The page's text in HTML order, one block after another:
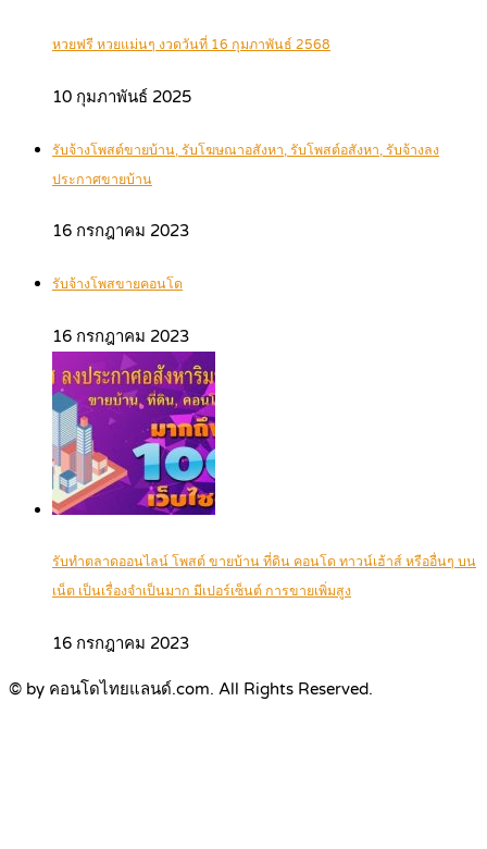
หวยฟรี หวยแม่นๆ งวดวันที่ 16 กุมภาพันธ์ 2568
10 กุมภาพันธ์ 2025
รับจ้างโพสต์ขายบ้าน, รับโฆษณาอสังหา, รับโพสต์อสังหา, รับจ้างลง
ประกาศขายบ้าน
16 กรกฎาคม 2023
รับจ้างโพสขายคอนโด
16 กรกฎาคม 2023
รับทำตลาดออนไลน์ โพสต์ ขายบ้าน ที่ดิน คอนโด ทาวน์เฮ้าส์ หรืออื่นๆ บน
เน็ต เป็นเรื่องจำเป็นมาก มีเปอร์เซ็นต์ การขายเพิ่มสูง
16 กรกฎาคม 2023
© by คอนโดไทยแลนด์.com. All Rights Reserved.